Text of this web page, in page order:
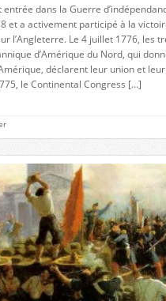
entrée dans la Guerre
et a activement participé à la
l’Angleterre. Le 4 juillet 1776, les
d’Amérique du Nord, qui
déclarent leur union et
le Continental Congress […]